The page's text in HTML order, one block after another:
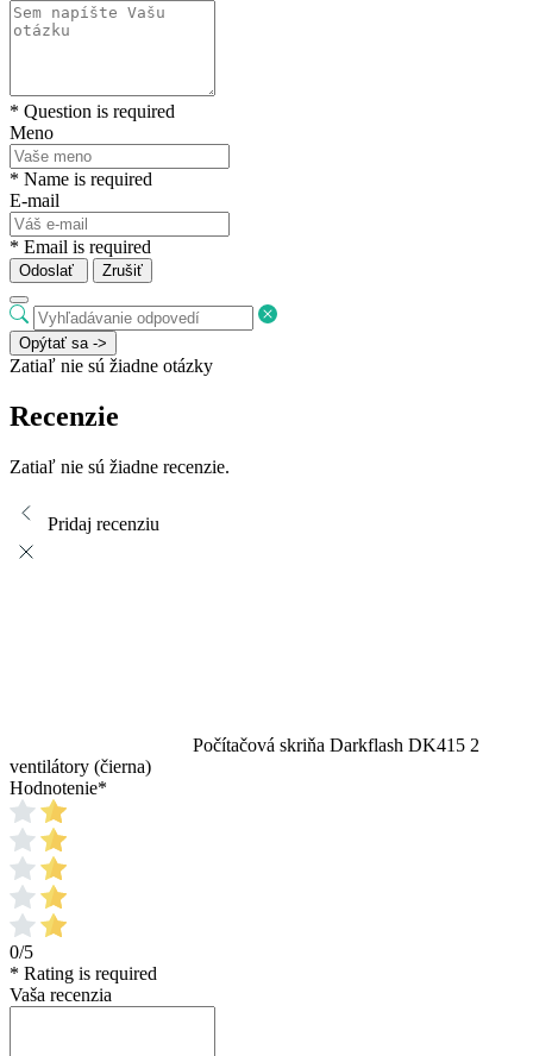
* Question is required
Meno
* Name is required
E-mail
* Email is required
Odoslať Zrušiť
Opýtať sa ->
Zatiaľ nie sú žiadne otázky
Recenzie
Zatiaľ nie sú žiadne recenzie.
Pridaj recenziu
Počítačová skriňa Darkflash DK415 2
ventilátory (čierna)
Hodnotenie*
0/5
* Rating is required
Vaša recenzia